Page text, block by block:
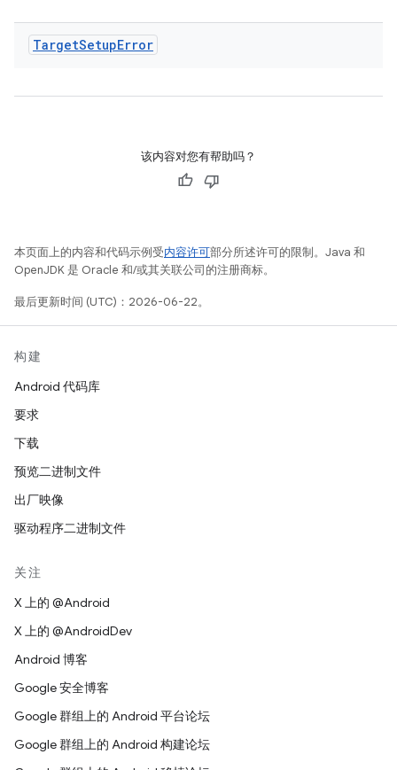
TargetSetupError
该内容对您有帮助吗？
本页面上的内容和代码示例受内容许可部分所述许可的限制。Java 和
OpenJDK 是 Oracle 和/或其关联公司的注册商标。
最后更新时间 (UTC)：2026-06-22。
构建
Android 代码库
要求
下载
预览二进制文件
出厂映像
驱动程序二进制文件
关注
X 上的 @Android
X 上的 @AndroidDev
Android 博客
Google 安全博客
Google 群组上的 Android 平台论坛
Google 群组上的 Android 构建论坛